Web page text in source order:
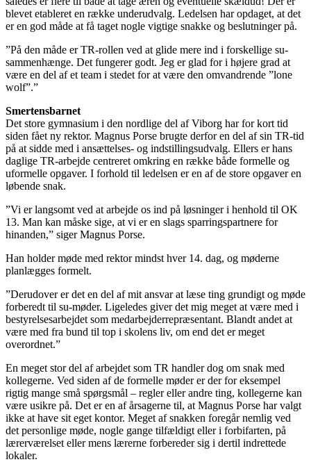
blevet etableret en række underudvalg. Ledelsen har opdaget, at det
er en god måde at få taget nogle vigtige snakke og beslutninger på.
”På den måde er TR-rollen ved at glide mere ind i forskellige su-
sammenhænge. Det fungerer godt. Jeg er glad for i højere grad at
være en del af et team i stedet for at være den omvandrende ”lone
wolf”.”
Smertensbarnet
Det store gymnasium i den nordlige del af Viborg har for kort tid
siden fået ny rektor. Magnus Porse brugte derfor en del af sin TR-tid
på at sidde med i ansættelses- og indstillingsudvalg. Ellers er hans
daglige TR-arbejde centreret omkring en række både formelle og
uformelle opgaver. I forhold til ledelsen er en af de store opgaver en
løbende snak.
”Vi er langsomt ved at arbejde os ind på løsninger i henhold til OK
13. Man kan måske sige, at vi er en slags sparringspartnere for
hinanden,” siger Magnus Porse.
Han holder møde med rektor mindst hver 14. dag, og møderne
planlægges formelt.
”Derudover er det en del af mit ansvar at læse ting grundigt og møde
forberedt til su-møder. Ligeledes giver det mig meget at være med i
bestyrelsesarbejdet som medarbejderrepræsentant. Blandt andet at
være med fra bund til top i skolens liv, om end det er meget
overordnet.”
En meget stor del af arbejdet som TR handler dog om snak med
kollegerne. Ved siden af de formelle møder er der for eksempel
rigtig mange små spørgsmål – regler eller andre ting, kollegerne kan
være usikre på. Det er en af årsagerne til, at Magnus Porse har valgt
ikke at have sit eget kontor. Meget af snakken foregår nemlig ved
det personlige møde, nogle gange tilfældigt eller i forbifarten, på
lærerværelset eller mens lærerne forbereder sig i dertil indrettede
lokaler.